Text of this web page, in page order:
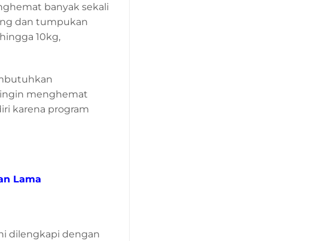
banyak sekali
dan tumpukan
10kg,
menghemat
karena program
Lama
dilengkapi dengan